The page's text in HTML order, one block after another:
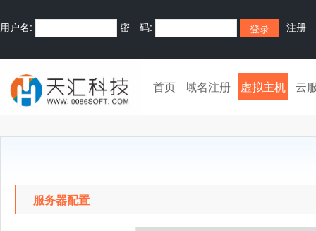
用户名: 密 码: 注册
首页 域名注册 虚拟主机 云
服务器配置